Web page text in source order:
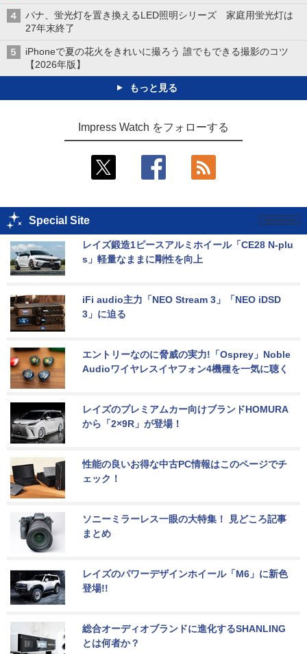
パナ、蛍光灯を置き換えるLED照明シリーズ 家庭用蛍光灯は
27年末終了
iPhoneで夏の花火をきれいに撮ろう 誰でもできる撮影のコツ
【2026年版】
もっと見る
Impress Watch をフォローする
Special Site
レイズ鍛造1ピースアルミホイール「CE28 N-plu
s」軽量なままに剛性を向上
iFi audio主力「NEO Stream 3」「NEO iDSD
3」に迫る
エントリーなのに脅威の実力!「Osprey」Noble
Audioワイヤレスイヤフォン4機種を一気に聴く
レイズのプレミアムカー向けブランドHOMURA
から「2×9R」が登場！
性能の良いお得な中古PC情報はこのページでチ
ェック！
ソニーミラーレス一眼の大特集！ 見どころ記事
まとめ
レイズのパワーデザインホイール「M6」に新色
登場!!
総合オーディオブランドに進化するSHANLING
とは何者か？